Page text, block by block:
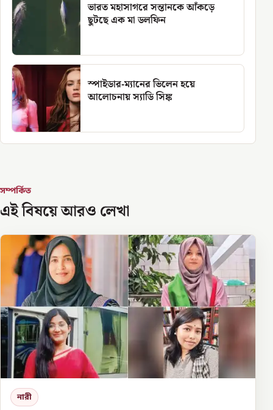
ভারত মহাসাগরে সন্তানকে আঁকড়ে
ছুটছে এক মা ডলফিন
স্পাইডার-ম্যানের ভিলেন হয়ে
আলোচনায় স্যাডি সিঙ্ক
সম্পর্কিত
এই বিষয়ে আরও লেখা
নারী